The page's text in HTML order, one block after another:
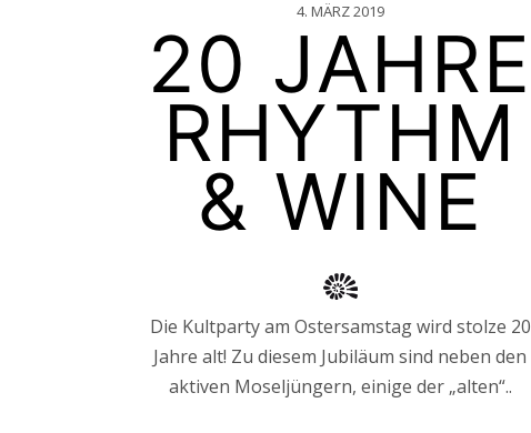
4. MÄRZ 2019
20 JAHRE
RHYTHM
& WINE
Die Kultparty am Ostersamstag wird stolze 20
Jahre alt! Zu diesem Jubiläum sind neben den
aktiven Moseljüngern, einige der „alten“..